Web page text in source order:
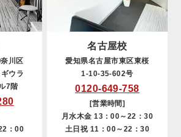
川区
ウラ
7階
：00
名古屋校
愛知県名古屋市東区東桜
1-10-35-602号
0120-649-758
[営業時間]
月水木金 13：00～22：30
土日祝 11：00～22：30